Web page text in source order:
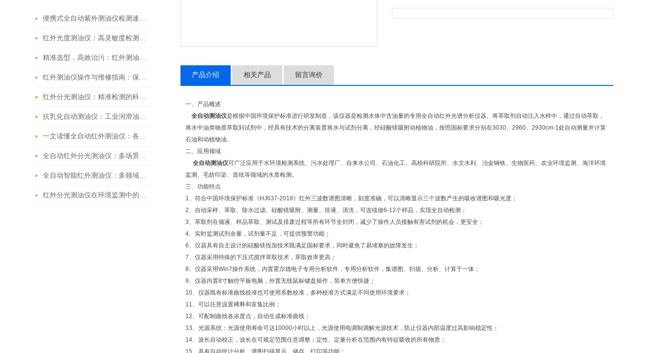
便携式全自动紫外测油仪检测速度快
红外光度测油仪：高灵敏度检测，赋能环境油类监测
精准选型，高效治污：红外测油仪采购全指南
红外测油仪操作与维修指南：保障水质监测的精准稳定
红外分光测油仪：精准检测的科技利器，守护环境安全的创新之选
抗乳化自动测油仪：工业润滑油监测的“智能卫士“，守护设备健康新利器
一文读懂全自动红外测油仪：各领域的关键 “监测官”
全自动红外分光测油仪：多场景下的水质 “侦察兵”
全自动智能红外测油仪：多领域水质监测的“智能哨兵”
红外分光测油仪在环境监测中的应用
产品介绍 相关产品 留言询价
一、产品概述
全自动测油仪是根据中国环境保护标准进行研发制造，该仪器是检测水体中含油量的专用全自动红外光谱分析仪器。将萃取剂自动注入水样中，通过自动萃取，
将水中油类物质萃取到试剂中，经具有技术的分离装置将水与试剂分离，经硅酸镁吸附动植物油，按照国标要求分别在3030、2960、2930cm-1处自动测量并计算
石油和动植物油。
二、应用领域
全自动测油仪可广泛应用于水环境检测系统、污水处理厂、自来水公司、石油化工、高校科研院所、水文水利、冶金钢铁、生物医药、农业环境监测、海洋环境
监测、毛纺印染、造纸等领域的水质检测。
三、功能特点
1、符合中国环境保护标准《HJ637-2018》红外三波数谱图清晰，刻度准确，可以清晰显示三个波数产生的吸收谱图和吸光度；
2、自动采样、萃取、除水过滤、硅酸镁吸附、测量、排液、清洗，可连续做6-12个样品，实现全自动检测；
3、萃取剂在储液、样品萃取、测试及排废过程等所有环节全封闭，减少了操作人员接触有害试剂的机会，更安全；
4、实时监测试剂余量，试剂量不足，可提供预警功能；
6、仪器具有自主设计的硅酸镁投加技术既满足国标要求，同时避免了易堵塞的故障发生；
7、仪器采用特殊的下压式搅拌萃取技术，萃取效率更高；
8、仪器采用Win7操作系统，内置霍尔德电子专用分析软件，专用分析软件，集谱图、扫描、分析、计算于一体；
9、仪器内置8寸触控平板电脑，外置无线鼠标键盘操作，简单方便快捷；
10、仪器既有标准曲线校准也可使用系数校准，多种校准方式满足不同使用环境要求；
11、可以任意设置稀释和富集比例；
12、可配制曲线各浓度点，自动生成标准曲线；
13、光源系统：光源使用寿命可达10000小时以上，光源使用电调制调解光源技术，防止仪器内部温度过高影响稳定性；
14、波长自动校正，波长在可规定范围任意调整；定性、定量分析在范围内有特征吸收的所有物质；
15、具有自动统计分析、谱图扫描显示、储存、打印等功能；